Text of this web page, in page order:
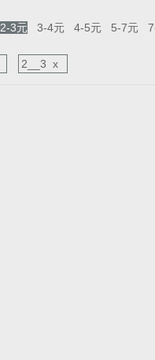
2-3元 3-4元 4-5元 5-7元
2__3 x